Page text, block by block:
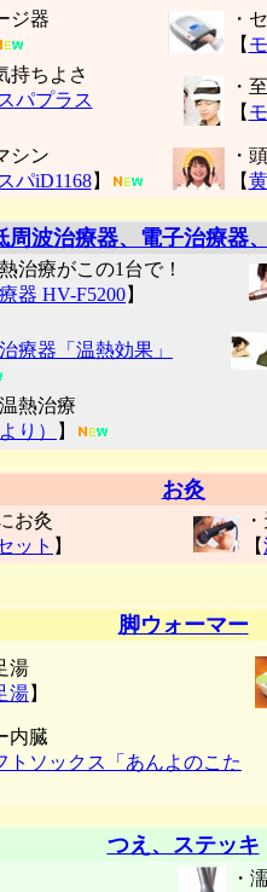
ジ器
・
【
持ちよさ
パプラス
・
【
シン
パiD1168】
・
【
周波治療器、電子治療器
治療がこの1台で！
器 HV-F5200】
療器「温熱効果」
熱治療
り） 】
お灸
お灸
ット 】
【
脚ウォーマー
湯
湯】
内臓
トソックス「あんよのこた
つえ、ステッキ
・